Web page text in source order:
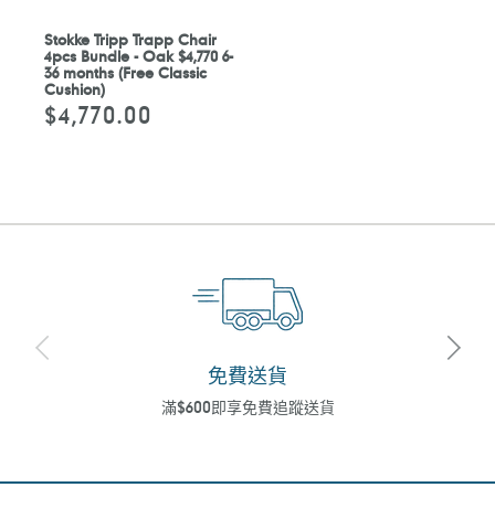
Stokke Tripp Trapp Chair
4pcs Bundle - Oak $4,770 6-
36 months (Free Classic
Cushion)
定
價
$4,770.00
免費送貨
滿$600即享免費追蹤送貨